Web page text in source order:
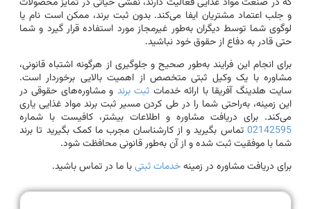
و جلب اعتماد مشتریان ایفا می‌کند. بدون ثبت برند، ممکن است نام یا
لوگوی شما توسط دیگران به‌طور غیرمجاز مورد استفاده قرار گیرد و شما
حتی قادر به دفاع از حقوق خود نباشید.
برای انجام این فرایند به‌طور صحیح و جلوگیری از هرگونه اشتباه قانونی،
مشاوره با یک وکیل ثبتی متخصص از اهمیت بالایی برخوردار است.
سایت هلدینگ آفریقا با ارائه خدمات ثبت برند و مشاوره‌های حقوقی در
این زمینه، به‌راحتی شما را در طی کردن مسیر ثبت برند مواد غذایی یاری
می‌کند. برای دریافت مشاوره و اطلاعات بیشتر، کافیست با شماره
02142595 تماس بگیرید و از کارشناسان مجرب ما کمک بگیرید تا برند
شما با موفقیت ثبت شده و از آن به‌طور قانونی محافظت شود.
برای دریافت مشاوره در زمینهخدمات ثبتیبا ما در تماس باشید.